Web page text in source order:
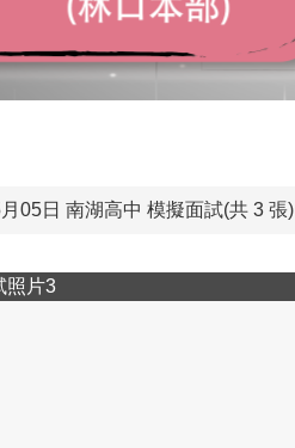
05日 南湖高中 模擬面試(共 3 張)